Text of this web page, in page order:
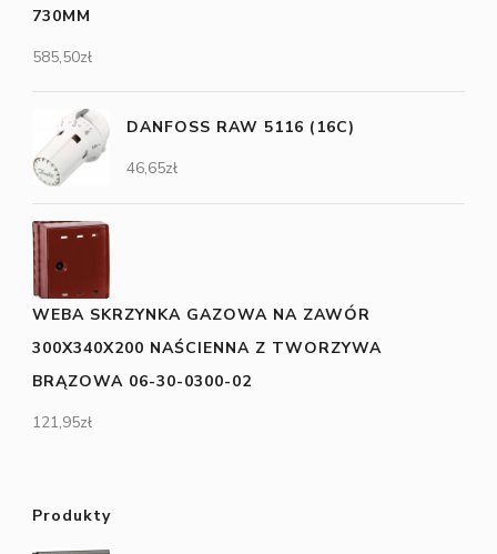
730MM
585,50zł
DANFOSS RAW 5116 (16C)
46,65zł
WEBA SKRZYNKA GAZOWA NA ZAWÓR
300X340X200 NAŚCIENNA Z TWORZYWA
BRĄZOWA 06-30-0300-02
121,95zł
Produkty